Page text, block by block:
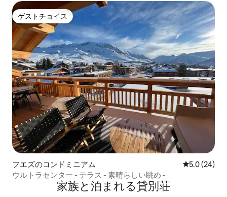
ゲストチョイス
ゲストチョイス
フエズのコンドミニアム レビュー24
5.0 (24)
ウルトラセンター - テラス - 素晴らしい眺め -
家族と泊まれる貸別荘